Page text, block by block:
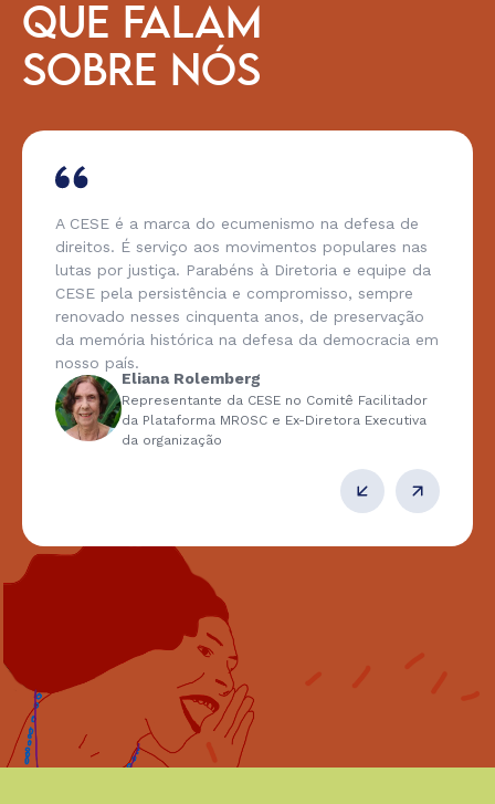
QUE FALAM
SOBRE NÓS
A CESE é a marca do ecumenismo na defesa de
direitos. É serviço aos movimentos populares nas
lutas por justiça. Parabéns à Diretoria e equipe da
CESE pela persistência e compromisso, sempre
renovado nesses cinquenta anos, de preservação
da memória histórica na defesa da democracia em
nosso país.
Eliana Rolemberg
Representante da CESE no Comitê Facilitador
da Plataforma MROSC e Ex-Diretora Executiva
da organização